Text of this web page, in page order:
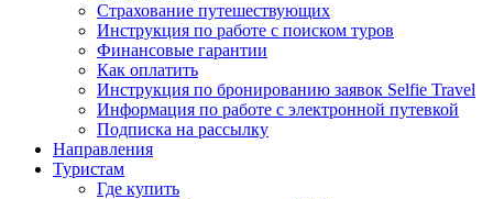
Страхование путешествующих
Инструкция по работе с поиском туров
Финансовые гарантии
Как оплатить
Инструкция по бронированию заявок Selfie Travel
Информация по работе с электронной путевкой
Подписка на рассылку
Направления
Туристам
Где купить